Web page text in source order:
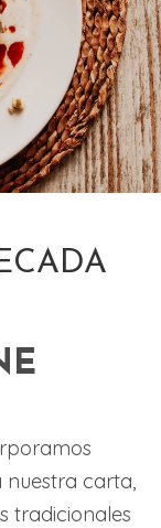
carta,
tradicionales